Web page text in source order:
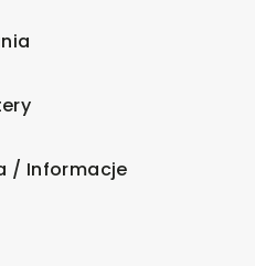
/ Informacje